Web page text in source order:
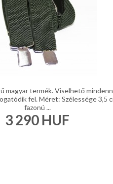
magyar termék. Viselhető
fel. Méret: Szélessége 3,5
fazonú ...
3 290 HUF